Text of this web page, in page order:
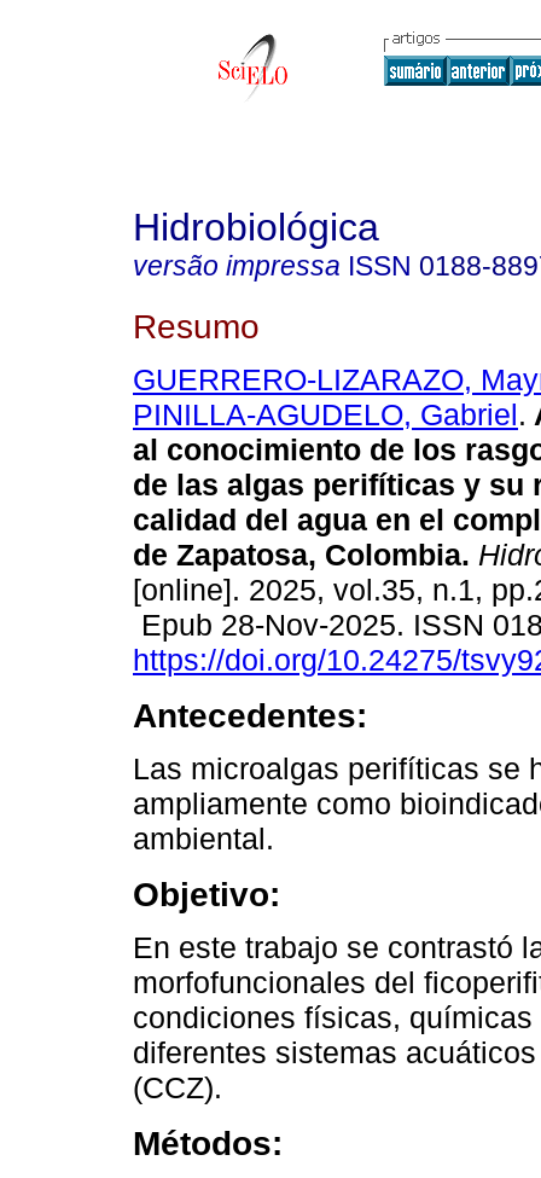
Hidrobiológica
versão impressa ISSN 0188-
Resumo
GUERRERO-LIZARAZO,
PINILLA-AGUDELO, Gabriel.
al conocimiento de los
de las algas perifíticas y su
calidad del agua en el
de Zapatosa, Colombia.
[online]. 2025, vol.35, n.1,
Epub 28-Nov-2025. ISSN
https://doi.org/10.24275/
Antecedentes:
Las microalgas perifíticas se
ampliamente como
ambiental.
Objetivo:
En este trabajo se contrastó
morfofuncionales del
condiciones físicas,
diferentes sistemas
(CCZ).
Métodos: